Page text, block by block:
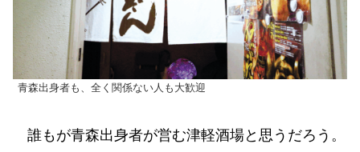
青森出身者も、全く関係ない人も大歓迎
誰もが青森出身者が営む津軽酒場と思うだろう。